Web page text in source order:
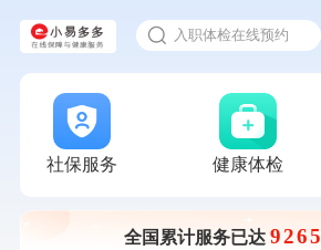
入职体检在线预约
社保服务 健康体检
全国累计服务已达
7分钟前 谭**
购买了中粮可益康
成功预约了尊享版孕
成功预约了女性
刚刚
成功预约了女性
1分钟前
谭**
购买了中粮可益康